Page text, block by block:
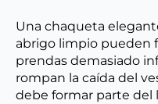
Una chaqueta
abrigo limpio pueden
prendas demasiado
rompan la caída del
debe formar parte del